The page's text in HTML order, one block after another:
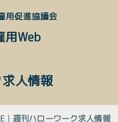
用促進協議会
用Web
人情報
| 週刊ハローワーク求人情報